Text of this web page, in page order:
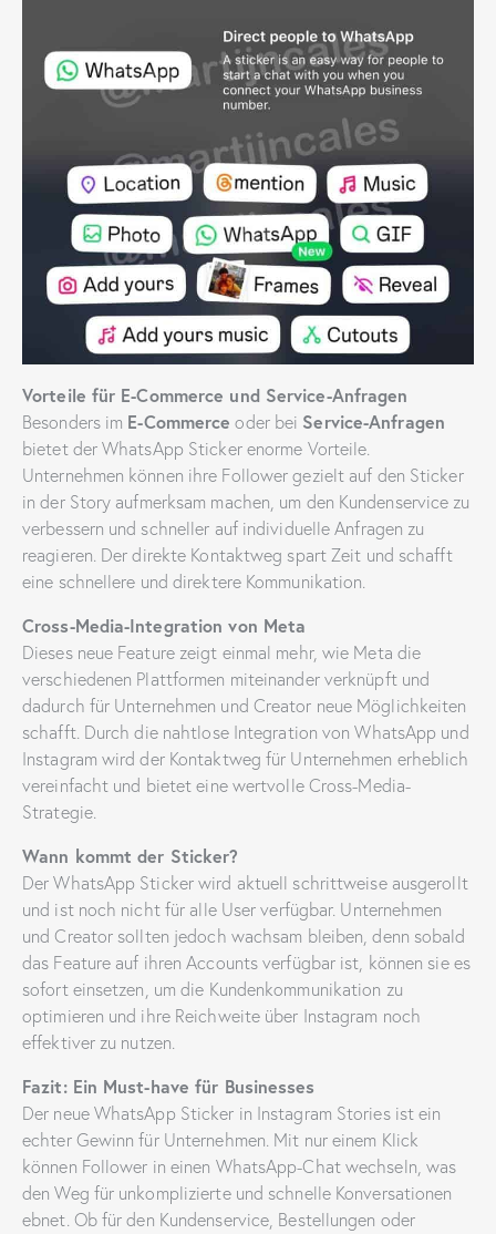
Vorteile für E-Commerce und Service-Anfragen
Besonders im E-Commerce oder bei Service-Anfragen
bietet der WhatsApp Sticker enorme Vorteile.
Unternehmen können ihre Follower gezielt auf den Sticker
in der Story aufmerksam machen, um den Kundenservice zu
verbessern und schneller auf individuelle Anfragen zu
reagieren. Der direkte Kontaktweg spart Zeit und schafft
eine schnellere und direktere Kommunikation.
Cross-Media-Integration von Meta
Dieses neue Feature zeigt einmal mehr, wie Meta die
verschiedenen Plattformen miteinander verknüpft und
dadurch für Unternehmen und Creator neue Möglichkeiten
schafft. Durch die nahtlose Integration von WhatsApp und
Instagram wird der Kontaktweg für Unternehmen erheblich
vereinfacht und bietet eine wertvolle Cross-Media-
Strategie.
Wann kommt der Sticker?
Der WhatsApp Sticker wird aktuell schrittweise ausgerollt
und ist noch nicht für alle User verfügbar. Unternehmen
und Creator sollten jedoch wachsam bleiben, denn sobald
das Feature auf ihren Accounts verfügbar ist, können sie es
sofort einsetzen, um die Kundenkommunikation zu
optimieren und ihre Reichweite über Instagram noch
effektiver zu nutzen.
Fazit: Ein Must-have für Businesses
Der neue WhatsApp Sticker in Instagram Stories ist ein
echter Gewinn für Unternehmen. Mit nur einem Klick
können Follower in einen WhatsApp-Chat wechseln, was
den Weg für unkomplizierte und schnelle Konversationen
ebnet. Ob für den Kundenservice, Bestellungen oder